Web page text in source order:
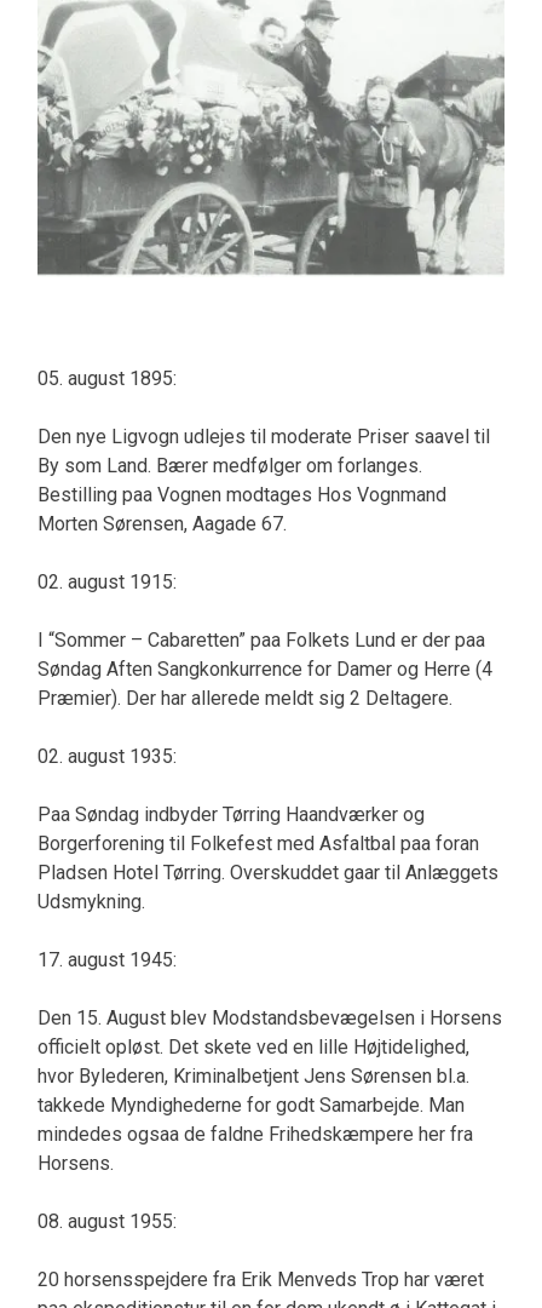
05. august 1895:
Den nye Ligvogn udlejes til moderate Priser saavel til
By som Land. Bærer medfølger om forlanges.
Bestilling paa Vognen modtages Hos Vognmand
Morten Sørensen, Aagade 67.
02. august 1915:
I “Sommer – Cabaretten” paa Folkets Lund er der paa
Søndag Aften Sangkonkurrence for Damer og Herre (4
Præmier). Der har allerede meldt sig 2 Deltagere.
02. august 1935:
Paa Søndag indbyder Tørring Haandværker og
Borgerforening til Folkefest med Asfaltbal paa foran
Pladsen Hotel Tørring. Overskuddet gaar til Anlæggets
Udsmykning.
17. august 1945:
Den 15. August blev Modstandsbevægelsen i Horsens
officielt opløst. Det skete ved en lille Højtidelighed,
hvor Bylederen, Kriminalbetjent Jens Sørensen bl.a.
takkede Myndighederne for godt Samarbejde. Man
mindedes ogsaa de faldne Frihedskæmpere her fra
Horsens.
08. august 1955:
20 horsensspejdere fra Erik Menveds Trop har været